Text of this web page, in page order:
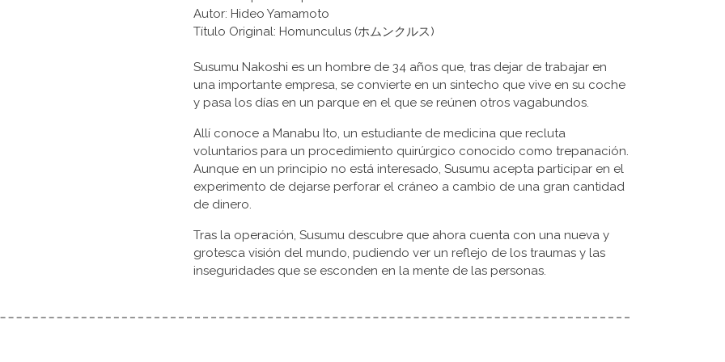
Autor: Hideo Yamamoto
Título Original: Homunculus (ホムンクルス)
Susumu Nakoshi es un hombre de 34 años que, tras dejar de trabajar en
una importante empresa, se convierte en un sintecho que vive en su coche
y pasa los días en un parque en el que se reúnen otros vagabundos.
Allí conoce a Manabu Ito, un estudiante de medicina que recluta
voluntarios para un procedimiento quirúrgico conocido como trepanación.
Aunque en un principio no está interesado, Susumu acepta participar en el
experimento de dejarse perforar el cráneo a cambio de una gran cantidad
de dinero.
Tras la operación, Susumu descubre que ahora cuenta con una nueva y
grotesca visión del mundo, pudiendo ver un reflejo de los traumas y las
inseguridades que se esconden en la mente de las personas.